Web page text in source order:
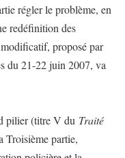
régler le problème, en
redéfinition des
proposé par
du 21-22 juin 2007, va
pilier (titre V du Traité
Troisième partie,